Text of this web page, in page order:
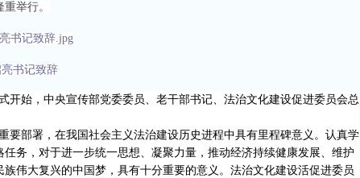
重举行。
书记致辞
开始 ， 中央宣传部党委委员、 老干部书记、法治文化建设促进委员会总
要部署，在我国社会主义法治建设历史进程中具有里程碑意义。认真学
务，对于进一步统一思想、凝聚力量，推动经济持续健康发展、维护
伟大复兴的中国梦，具有十分重要的意义。法治文化建设活促进委员